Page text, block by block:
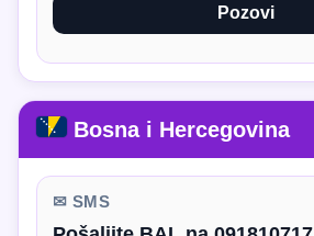
Pozovi
Bosna i Hercegovina
✉ SMS